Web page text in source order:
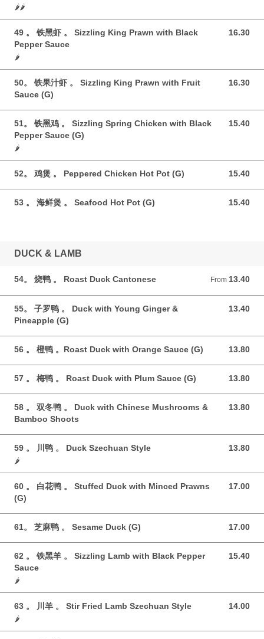
🌶️🌶️
49 。 铁黑虾 。 Sizzling King Prawn with Black
Pepper Sauce
16.30
16.30 GBP
🌶️
50。 铁果汁虾 。 Sizzling King Prawn with Fruit
Sauce (G)
16.30
16.30 GBP
51。 铁黑鸡 。 Sizzling Spring Chicken with Black
Pepper Sauce (G)
15.40
15.40 GBP
🌶️
52。 鸡煲 。 Peppered Chicken Hot Pot (G) 15.40
15.40 GBP
53 。 海鲜煲 。 Seafood Hot Pot (G) 15.40
15.40 GBP
DUCK & LAMB
54。 烧鸭 。 Roast Duck Cantonese From 13.40
From 13.40 GBP
55。 子罗鸭 。 Duck with Young Ginger &
Pineapple (G)
13.40
13.40 GBP
56 。 橙鸭 。Roast Duck with Orange Sauce (G) 13.80
13.80 GBP
57 。 梅鸭 。 Roast Duck with Plum Sauce (G) 13.80
13.80 GBP
58 。 双冬鸭 。 Duck with Chinese Mushrooms &
Bamboo Shoots
13.80
13.80 GBP
59 。 川鸭 。 Duck Szechuan Style 13.80
13.80 GBP
🌶️
60 。 白花鸭 。 Stuffed Duck with Minced Prawns
(G)
17.00
17.00 GBP
61。 芝麻鸭 。 Sesame Duck (G) 17.00
17.00 GBP
62 。 铁黑羊 。 Sizzling Lamb with Black Pepper
Sauce
15.40
15.40 GBP
🌶️
63 。 川羊 。 Stir Fried Lamb Szechuan Style 14.00
14.00 GBP
🌶️